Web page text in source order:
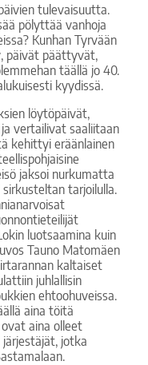
tulevaisuutta.
pölyttää vanhoja
Kunhan Tyrvään
päivät päättyvät,
täällä jo 40.
kyydissä.
löytöpäivät,
vertailivat saaliitaan
kehittyi eräänlainen
jaksoi nurkumatta
tarjoilulla.
luotsaamina kuin
Tauno Matomäen
kaltaiset
juhlallisin
ehtoohuveissa.
aina töitä
aina olleet
jotka